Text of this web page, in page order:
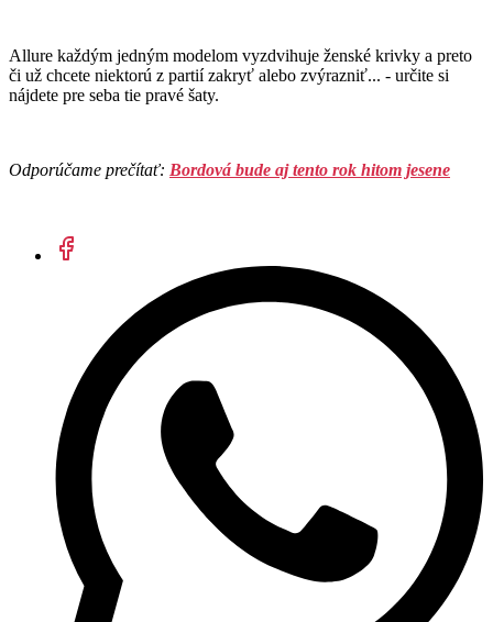
Allure každým jedným modelom vyzdvihuje ženské krivky a preto
či už chcete niektorú z partií zakryť alebo zvýrazniť... - určite si
nájdete pre seba tie pravé šaty.
Odporúčame prečítať: Bordová bude aj tento rok hitom jesene